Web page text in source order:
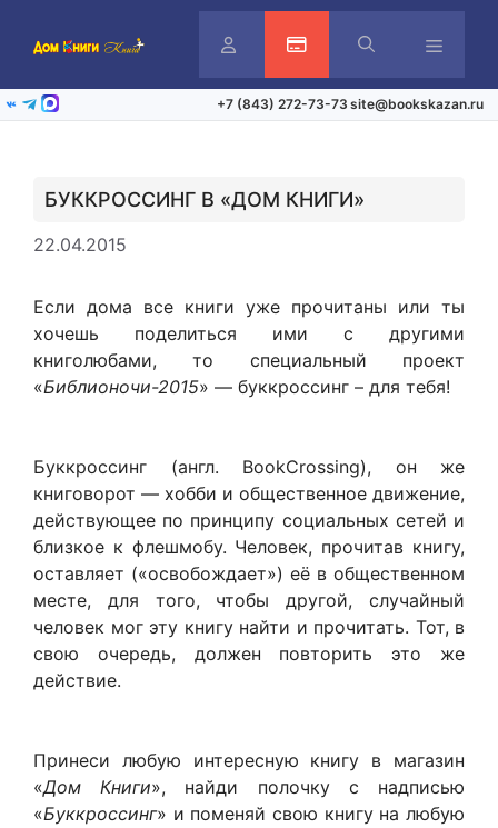
ЛичныйАктивация карты
ВКонтакте
Telegram
Max +7 (843) 272-73-73 site@bookskazan.ru
БУККРОССИНГ В «ДОМ КНИГИ»
22.04.2015
Если дома все книги уже прочитаны или ты
хочешь поделиться ими с другими
книголюбами, то специальный проект
«Библионочи-2015» — буккроссинг – для тебя!
Буккроссинг (англ. BookCrossing), он же
книговорот — хобби и общественное движение,
действующее по принципу социальных сетей и
близкое к флешмобу. Человек, прочитав книгу,
оставляет («освобождает») её в общественном
месте, для того, чтобы другой, случайный
человек мог эту книгу найти и прочитать. Тот, в
свою очередь, должен повторить это же
действие.
Принеси любую интересную книгу в магазин
«Дом Книги», найди полочку с надписью
«Буккроссинг» и поменяй свою книгу на любую